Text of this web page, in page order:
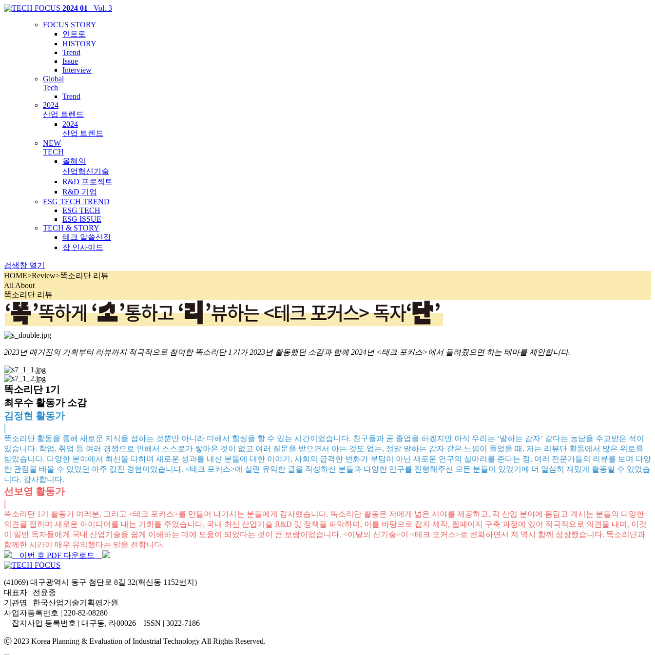
2024 01
_Vol. 3
FOCUS STORY
인트로
HISTORY
Trend
Issue
Interview
Global
Tech
Trend
2024
산업 트렌드
2024
산업 트렌드
NEW
TECH
올해의
산업혁신기술
R&D 프로젝트
R&D 기업
ESG TECH TREND
ESG TECH
ESG ISSUE
TECH & STORY
테크 알쓸신잡
잡 인사이드
검색창 열기
HOME>Review>똑소리단 리뷰
All About
똑소리단 리뷰
2023년 매거진의 기획부터 리뷰까지 적극적으로 참여한 똑소리단 1기가 2023년 활동했던 소감과 함께 2024년 <테크 포커스>에서 들려줬으면 하는 테마를 제안합니다.
똑소리단 1기
최우수 활동가 소감
김정현 활동가
|
똑소리단 활동을 통해 새로운 지식을 접하는 것뿐만 아니라 더해서 힐링을 할 수 있는 시간이었습니다. 친구들과 곧 졸업을 하겠지만 아직 우리는 ‘말하는 감자’ 같다는 농담을 주고받은 적이
있습니다. 학업, 취업 등 여러 경쟁으로 인해서 스스로가 쌓아온 것이 없고 여러 질문을 받으면서 아는 것도 없는, 정말 말하는 감자 같은 느낌이 들었을 때, 저는 리뷰단 활동에서 많은 위로를
받았습니다. 다양한 분야에서 최선을 다하며 새로운 성과를 내신 분들에 대한 이야기, 사회의 급격한 변화가 부담이 아닌 새로운 연구의 실마리를 준다는 점, 여러 전문가들의 리뷰를 보며 다양
한 관점을 배울 수 있었던 아주 값진 경험이었습니다. <테크 포커스>에 실린 유익한 글을 작성하신 분들과 다양한 연구를 진행해주신 모든 분들이 있었기에 더 열심히 재밌게 활동할 수 있었습
니다. 감사합니다.
선보영 활동가
|
똑소리단 1기 활동가 여러분, 그리고 <테크 포커스>를 만들어 나가시는 분들에게 감사했습니다. 똑소리단 활동은 저에게 넓은 시야를 제공하고, 각 산업 분야에 몸담고 계시는 분들의 다양한
의견을 접하며 새로운 아이디어를 내는 기회를 주었습니다. 국내 최신 산업기술 R&D 및 정책을 파악하며, 이를 바탕으로 잡지 제작, 웹페이지 구축 과정에 있어 적극적으로 의견을 내며, 이것
이 일반 독자들에게 국내 산업기술을 쉽게 이해하는 데에 도움이 되었다는 것이 큰 보람이었습니다. <이달의 신기술>이 <테크 포커스>로 변화하면서 저 역시 함께 성장했습니다. 똑소리단과
함께한 시간이 매우 유익했다는 말을 전합니다.
이번 호 PDF 다운로드
(41069) 대구광역시 동구 첨단로 8길 32(혁신동 1152번지)
대표자 | 전윤종
기관명 | 한국산업기술기획평가원
사업자등록번호 | 220-82-08280
잡지사업 등록번호 | 대구동, 라00026 ISSN | 3022-7186
Ⓒ 2023 Korea Planning & Evaluation of Industrial Technology All Rights Reserved.